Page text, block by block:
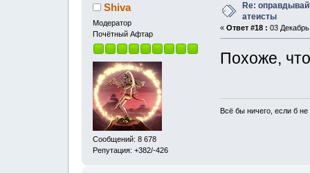
Shiva
Модератор
Почётный Афтар
Сообщений: 8 678
Репутация: +382/-426
Re:
атеисты
« Ответ #18 : 03
Похоже,
Всё бы ничего, если б